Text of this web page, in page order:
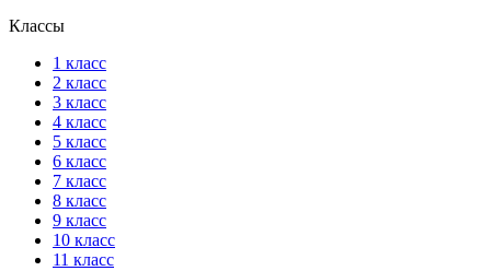
Классы
1 класс
2 класс
3 класс
4 класс
5 класс
6 класс
7 класс
8 класс
9 класс
10 класс
11 класс